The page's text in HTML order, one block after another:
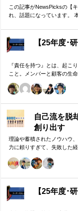
この記事がNewsPicksの【
れ、話題になっています。
【25年度･
『責任を持つ』とは、起こ
こと。メンバーと顧客の生
自己流を脱
創り出す
理論や蓄積されたノウハウ
力に頼りすぎて、失敗した
【25年度･